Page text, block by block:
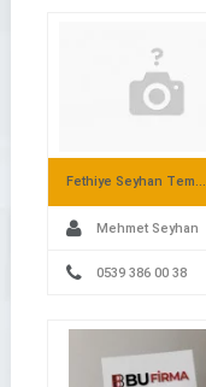
Fethiye Seyhan Temizlik – Villa Temizliği
Mehmet Seyhan
0539 386 00 38